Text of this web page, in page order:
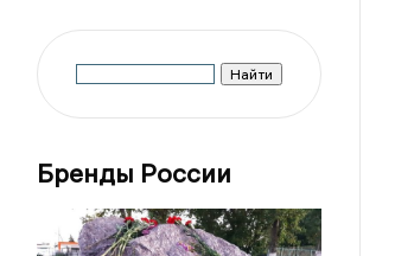
Бренды России